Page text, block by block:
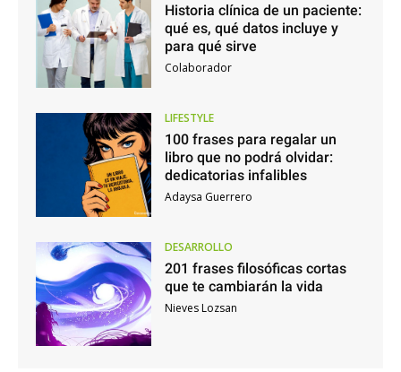
Historia clínica de un paciente:
qué es, qué datos incluye y
para qué sirve
Colaborador
LIFESTYLE
100 frases para regalar un
libro que no podrá olvidar:
dedicatorias infalibles
Adaysa Guerrero
DESARROLLO
201 frases filosóficas cortas
que te cambiarán la vida
Nieves Lozsan